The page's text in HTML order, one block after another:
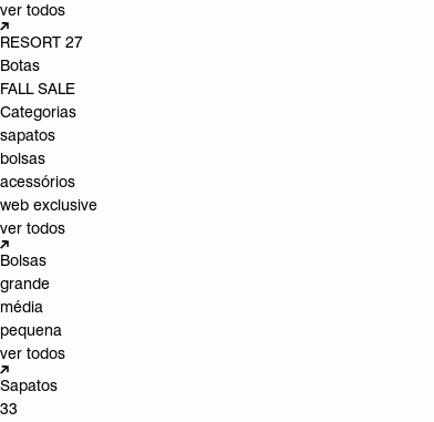
ver todos
RESORT 27
Botas
FALL SALE
Categorias
sapatos
bolsas
acessórios
web exclusive
ver todos
Bolsas
grande
média
pequena
ver todos
Sapatos
33